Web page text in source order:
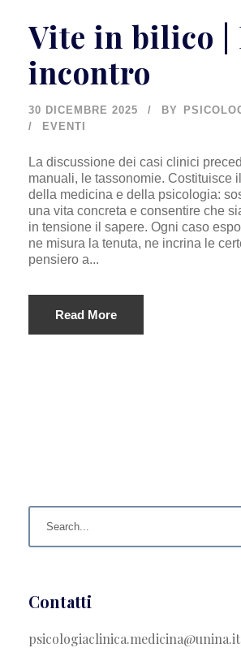
Vite in bilico |
incontro
30 DICEMBRE 2025 BY
EVENTI
La discussione dei casi clinici
manuali, le tassonomie. Costituisce
della medicina e della psicologia:
una vita concreta e consentire che
in tensione il sapere. Ogni caso
ne misura la tenuta, ne incrina le
pensiero a...
Read More
Contatti
psicologiaclinica.medicina@unina.it